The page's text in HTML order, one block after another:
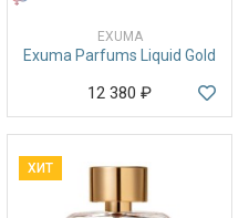
EXUMA
Exuma Parfums Liquid Gold
12 380 ₽
ХИТ